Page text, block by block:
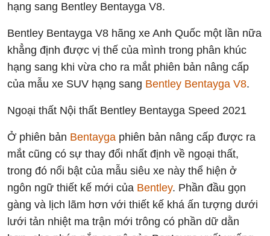
hạng sang Bentley Bentayga V8.
Bentley Bentayga V8 hãng xe Anh Quốc một lần nữa
khẳng định được vị thế của mình trong phân khúc
hạng sang khi vừa cho ra mắt phiên bản nâng cấp
của mẫu xe SUV hạng sang Bentley Bentayga V8.
Ngoại thất Nội thất Bentley Bentayga Speed 2021
Ở phiên bản Bentayga phiên bản nâng cấp được ra
mắt cũng có sự thay đổi nhất định về ngoại thất,
trong đó nổi bật của mẫu siêu xe này thể hiện ở
ngôn ngữ thiết kế mới của Bentley. Phần đầu gọn
gàng và lịch lãm hơn với thiết kế khá ấn tượng dưới
lưới tản nhiệt ma trận mới trông có phần dữ dằn